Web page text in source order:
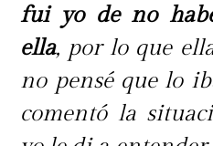
fui yo de no
ella, por lo que
no pensé que lo
comentó la